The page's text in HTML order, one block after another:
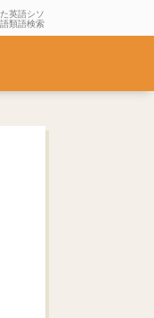
英語シソ
類語検索